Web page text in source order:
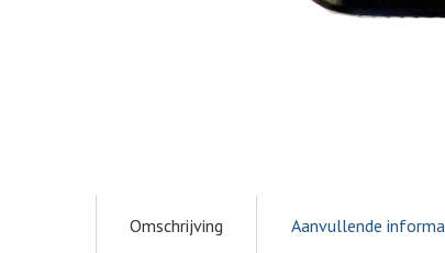
Omschrijving Aanvullende